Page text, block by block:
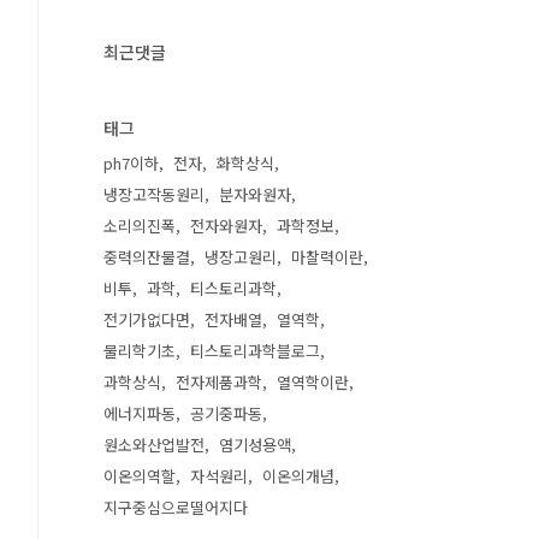
최근댓글
태그
ph7이하 전자
화학상식
냉장고작동원리
분자와원자
소리의진폭
전자와원자
과학정보
중력의잔물결
냉장고원리
마찰력이란
비투
과학
티스토리과학
전기가없다면
전자배열
열역학
물리학기초
티스토리과학블로그
과학상식
전자제품과학
열역학이란
에너지파동
공기중파동
원소와산업발전
염기성용액
이온의역할
자석원리
이온의개념
지구중심으로떨어지다